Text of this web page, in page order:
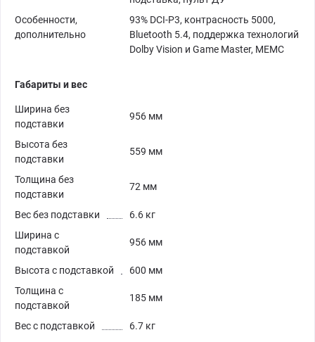
Особенности,
дополнительно
93% DCI-P3, контрасность 5000,
Bluetooth 5.4, поддержка технологий
Dolby Vision и Game Master, MEMC
Габариты и вес
Ширина без
подставки
956 мм
Высота без
подставки
559 мм
Толщина без
подставки
72 мм
Вес без подставки
6.6 кг
Ширина с
подставкой
956 мм
Высота с подставкой
600 мм
Толщина с
подставкой
185 мм
Вес с подставкой 6.7 кг